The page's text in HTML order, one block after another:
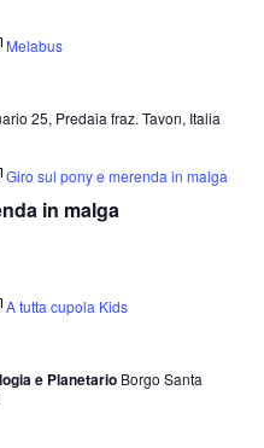
Melabus
25, Predaia fraz. Tavon, Italia
in malga
Giro sul pony e merenda in malga
A tutta cupola Kids
e Planetario Borgo Santa